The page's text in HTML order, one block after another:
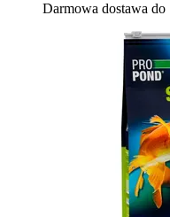
Darmowa dostawa do